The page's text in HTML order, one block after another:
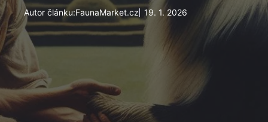
Autor článku:FaunaMarket.cz 19. 1. 2026